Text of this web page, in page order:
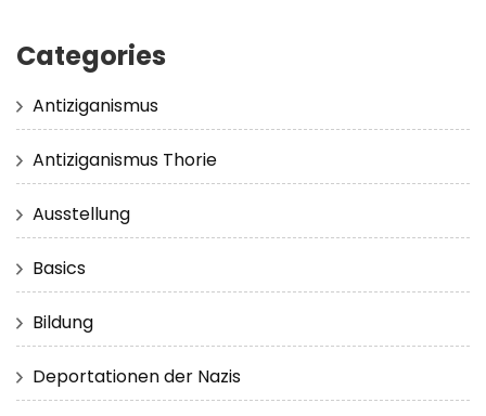
Categories
Antiziganismus
Antiziganismus Thorie
Ausstellung
Basics
Bildung
Deportationen der Nazis